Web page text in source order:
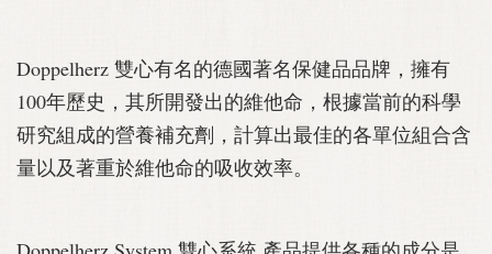
Doppelherz 雙心有名的德國著名保健品品牌，擁有
100年歷史，其所開發出的維他命，根據當前的科學
研究組成的營養補充劑，計算出最佳的各單位組合含
量以及著重於維他命的吸收效率。